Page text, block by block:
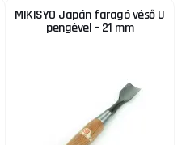
MIKISYO Japán faragó véső U
pengével - 21 mm